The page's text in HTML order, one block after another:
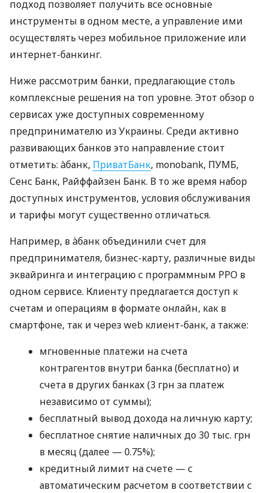
подход позволяет получить все основные
инструменты в одном месте, а управление ими
осуществлять через мобильное приложение или
интернет-банкинг.
Ниже рассмотрим банки, предлагающие столь
комплексные решения на топ уровне. Этот обзор о
сервисах уже доступных современному
предпринимателю из Украины. Среди активно
развивающих банков это направление стоит
отметить: àбанк, ПриватБанк, monobank, ПУМБ,
Сенс Банк, Райффайзен Банк. В то же время набор
доступных инструментов, условия обслуживания
и тарифы могут существенно отличаться.
Например, в àбанк объединили счет для
предпринимателя, бизнес-карту, различные виды
эквайринга и интеграцию с программным РРО в
одном сервисе. Клиенту предлагается доступ к
счетам и операциям в формате онлайн, как в
смартфоне, так и через web клиент-банк, а также:
мгновенные платежи на счета
контрагентов внутри банка (бесплатно) и
счета в других банках (3 грн за платеж
независимо от суммы);
бесплатный вывод дохода на личную карту;
бесплатное снятие наличных до 30 тыс. грн
в месяц (далее — 0.75%);
кредитный лимит на счете — с
автоматическим расчетом в соответствии с